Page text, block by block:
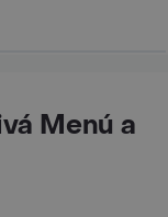
Menú a